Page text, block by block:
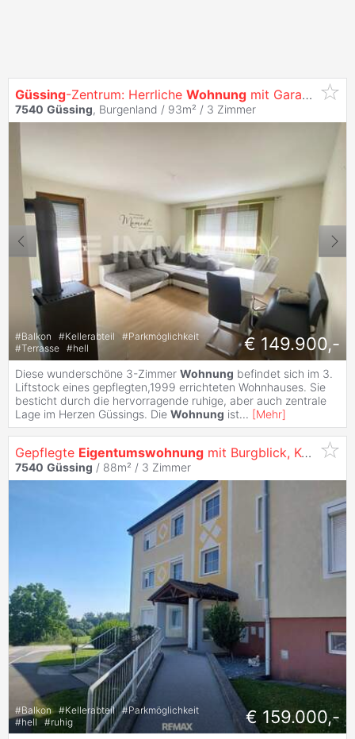
Güssing-Zentrum: Herrliche Wohnung mit Garagenplatz! Lift, Klima!
7540 Güssing, Burgenland / 93m² / 3 Zimmer
#Balkon #Kellerabteil #Parkmöglichkeit
#Terrasse #hell € 149.900,-
Diese wunderschöne 3-Zimmer Wohnung befindet sich im 3.
Liftstock eines gepflegten,1999 errichteten Wohnhauses. Sie
besticht durch die hervorragende ruhige, aber auch zentrale
Lage im Herzen Güssings. Die Wohnung ist... [Mehr]
Gepflegte Eigentumswohnung mit Burgblick, Komfort und kurzen Wegen
7540 Güssing / 88m² / 3 Zimmer
#Balkon #Kellerabteil #Parkmöglichkeit
#hell #ruhig € 159.000,-